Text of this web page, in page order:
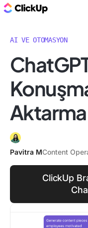
AI VE OTOMASYON
Aktarma
Pavitra MContent
ClickUp